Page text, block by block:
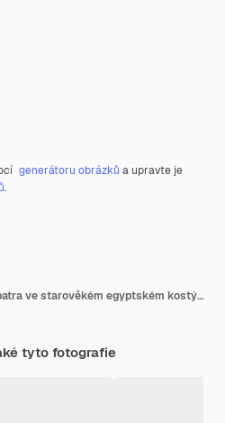
generátoru obrázků a upravte je
.
Krásná žena jako Kleopatra ve starověkém egyptském kostýmu se dívá nahoru se zamyšleným výrazem a přemýšlí na zeleném
tyto fotografie